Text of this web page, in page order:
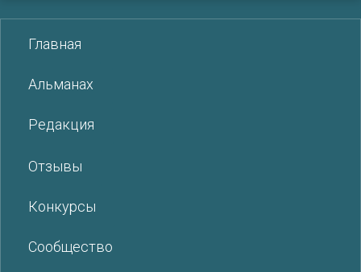
Главная
Альманах
Редакция
Отзывы
Конкурсы
Сообщество